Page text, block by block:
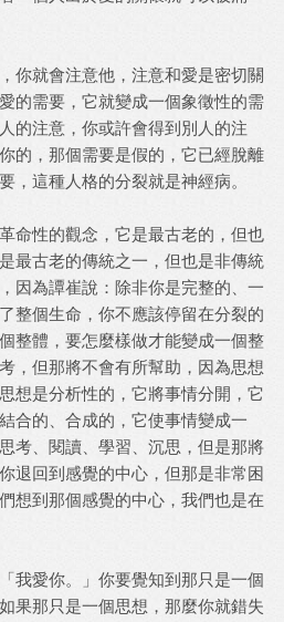
就會注意他，注意和愛是密切關
的需要，它就變成一個象徵性的需
的注意，你或許會得到別人的注
的，那個需要是假的，它已經脫離
，這種人格的分裂就是神經病。
性的觀念，它是最古老的，但也
最古老的傳統之一，但也是非傳統
因為譚崔說：除非你是完整的、一
整個生命，你不應該停留在分裂的
整體，要怎麼樣做才能變成一個整
，但那將不會有所幫助，因為思想
想是分析性的，它將事情分開，它
合的、合成的，它使事情變成一
考、閱讀、學習、沉思，但是那將
退回到感覺的中心，但那是非常困
想到那個感覺的中心，我們也是在
愛你。」你要覺知到那只是一個
果那只是一個思想，那麼你就錯失